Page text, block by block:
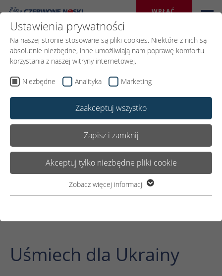
WPŁAĆ
Uśmiech dla Ukrainy
Ustawienia prywatności
Na naszej stronie stosowane są pliki cookies. Niektóre z nich są
absolutnie niezbędne, inne umożliwiają nam poprawę komfortu
korzystania z naszej witryny internetowej.
Niezbędne Analityka Marketing
Zaakceptuj wszystko
Zapisz i zamknij
Akceptuj tylko niezbędne pliki cookie
działa prawidłowo.
Zobacz więcej informacji